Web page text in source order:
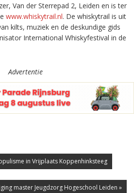
Van der Sterrepad 2, Leiden en is ter
www.whiskytrail.nl. De whiskytrail is uit
kilts, muziek en de deskundige gids
International Whiskyfestival in de
Advertentie
in Vrijplaats Koppenhinksteeg
master Jeugdzorg Hogeschool Leiden »